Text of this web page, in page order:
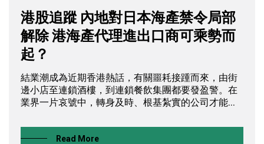
港股追蹤 內地對日本海產禁令局部
解除 港海產代理進出口商可乘勢而
起？
結業潮成為近期香港熱話，有關噩耗接踵而來，由街
邊小店至連鎖酒樓，到連鎖餐飲集團都要發盈警。在
業界一片哀號中，轉身及時、根基紮實的公司才能...
Read More